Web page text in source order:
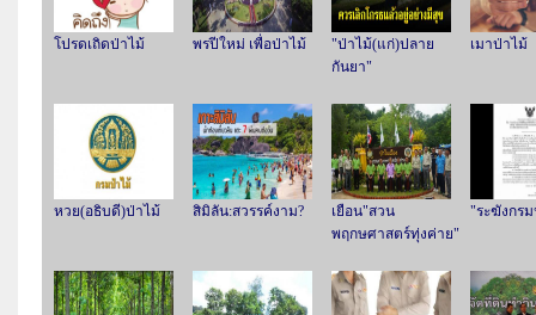
โปรดเถิดป่าไม้ พรปีใหม่ เพื่อป่าไม้
"ป่าไม้(แก่)ปลาย
กันยา"
เมาป่าไม้
หวย(อธิบดี)ป่าไม้ สิมิลัน:สวรรค์งาม?
เยือน"สวน
พฤกษศาสตร์ทุ่งค่าย"
"ระฆังกร